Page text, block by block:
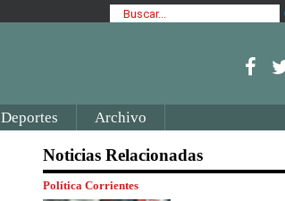
Deportes Archivo
Noticias Relacionadas
Política Corrientes